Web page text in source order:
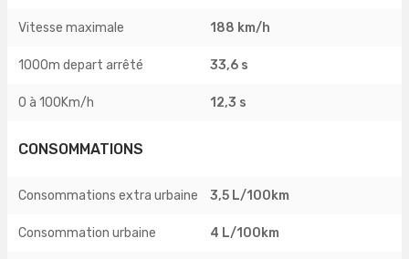
Vitesse maximale 188 km/h
1000m depart arrêté 33,6 s
0 à 100Km/h 12,3 s
CONSOMMATIONS
Consommations extra urbaine 3,5 L/100km
Consommation urbaine 4 L/100km